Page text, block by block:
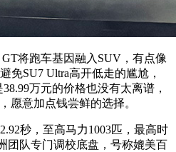
将跑车基因融入SUV，有点像
免SU7 Ultra高开低走的尴尬，
万元的价格也没有太离谱，
愿意加点钱尝鲜的选择。
秒，至高马力1003匹，最高时
团队专门调校底盘，号称媲美百